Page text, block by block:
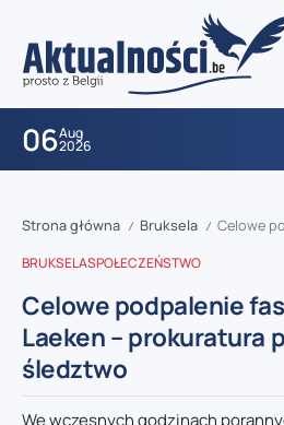
06Aug
2026
Strona główna / Bruksela / Celowe podpalenie
BRUKSELASPOŁECZEŃSTWO
Celowe podpalenie
Laeken – prokuratura
śledztwo
We wczesnych godzinach